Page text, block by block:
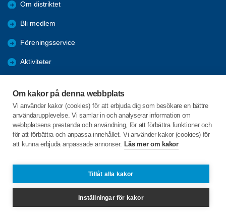
Om kakor på denna webbplats
Vi använder kakor (cookies) för att erbjuda dig som besökare en bättre
användarupplevelse. Vi samlar in och analyserar information om
webbplatsens prestanda och användning, för att förbättra funktioner och
för att förbättra och anpassa innehållet. Vi använder kakor (cookies) för
att kunna erbjuda anpassade annonser. Läs mer om kakor
Tillåt alla kakor
Inställningar för kakor
Om distriktet
Bli medlem
Föreningsservice
Aktiviteter
Förmåner
Bra länkar
C/o:Studieförbundet Vuxenskolan
kronoberg@spfseniorerna.se